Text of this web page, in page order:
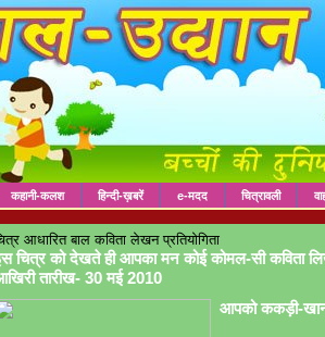
कहानी-कलश हिन्दी-ख़बरें e-मदद चित्रावली
आधारित बाल कविता लेखन प्रतियोगिता
चित्र को देखते ही आपका मन कोई कोमल-सी कविता
तारीख- 30 मई 2010
आपको ककड़ी-